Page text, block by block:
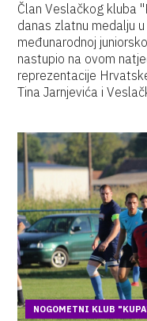
Član Veslačkog kluba
danas zlatnu medalju
međunarodnoj
nastupio na ovom
reprezentacije
Tina Jarnjevića i
NOGOMETNI KLUB